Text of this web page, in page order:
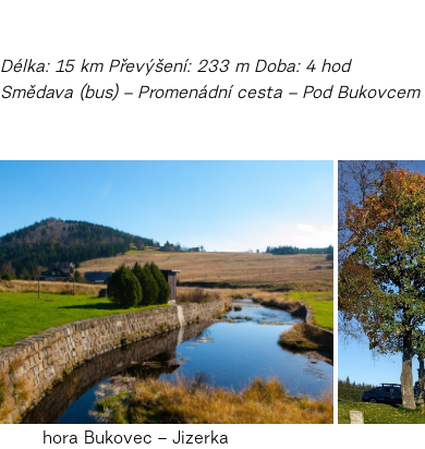
Délka: 15 km Převýšení: 233 m Doba: 4 hod
Smědava (bus) – Promenádní cesta – Pod
hora Bukovec – Jizerka